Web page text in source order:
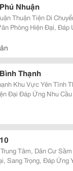
Nhuận
Thuận Tiện Di
Thạnh
Khu Vực Yên Tĩnh
Tâm, Dân Cư